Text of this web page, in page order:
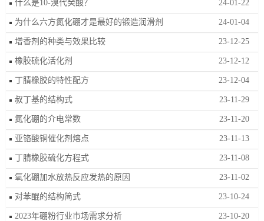
什么是10-溴代癸酸？ 24-01-22
为什么六方氮化硼才是最好的锻造润滑剂 24-01-04
增香剂的种类与效果比较 23-12-25
橡胶硫化活化剂 23-12-12
丁腈橡胶的特性配方 23-12-04
叔丁基的结构式 23-11-29
氮化硼的介电常数 23-11-20
亚铬酸铜催化剂熔点 23-11-13
丁腈橡胶硫化方程式 23-11-08
氧化硼加水放热反应发热的原因 23-11-02
对苯醌的结构简式 23-10-24
2023年硼粉行业市场需求分析 23-10-20